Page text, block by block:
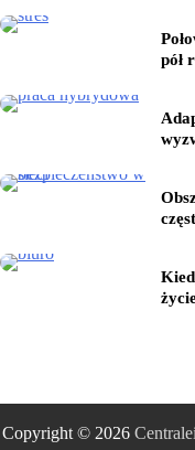
pół
Copyright © 2026